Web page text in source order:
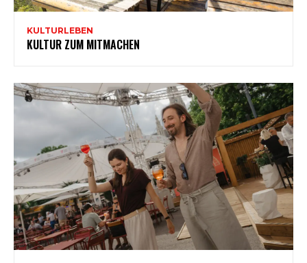
KULTURLEBEN
KULTUR ZUM MITMACHEN